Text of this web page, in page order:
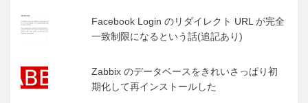
Facebook Login のリダイレクト URL が完全
一致制限になるという話(追記あり)
Zabbix のデータベースをきれいさっぱり初
期化して再インストールした